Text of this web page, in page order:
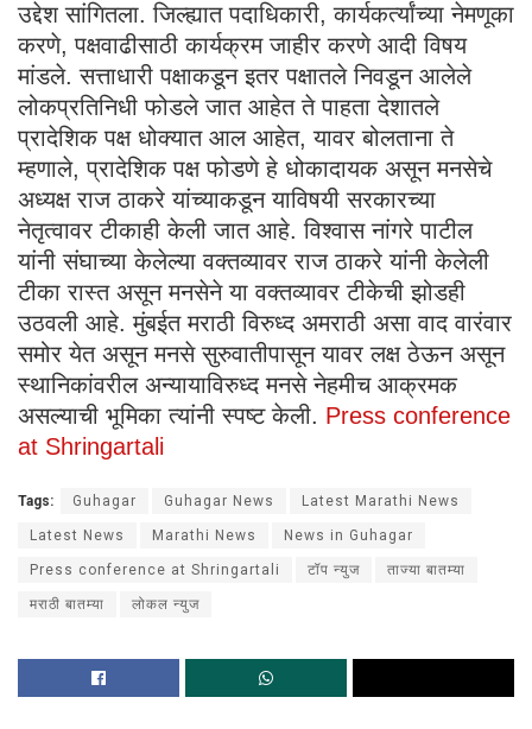
उद्देश सांगितला. जिल्ह्यात पदाधिकारी, कार्यकर्त्यांच्या नेमणूका
करणे, पक्षवाढीसाठी कार्यक्रम जाहीर करणे आदी विषय
मांडले. सत्ताधारी पक्षाकडून इतर पक्षातले निवडून आलेले
लोकप्रतिनिधी फोडले जात आहेत ते पाहता देशातले
प्रादेशिक पक्ष धोक्यात आल आहेत, यावर बोलताना ते
म्हणाले, प्रादेशिक पक्ष फोडणे हे धोकादायक असून मनसेचे
अध्यक्ष राज ठाकरे यांच्याकडून याविषयी सरकारच्या
नेतृत्वावर टीकाही केली जात आहे. विश्वास नांगरे पाटील
यांनी संघाच्या केलेल्या वक्तव्यावर राज ठाकरे यांनी केलेली
टीका रास्त असून मनसेने या वक्तव्यावर टीकेची झोडही
उठवली आहे. मुंबईत मराठी विरुध्द अमराठी असा वाद वारंवार
समोर येत असून मनसे सुरुवातीपासून यावर लक्ष ठेऊन असून
स्थानिकांवरील अन्यायाविरुध्द मनसे नेहमीच आक्रमक
असल्याची भूमिका त्यांनी स्पष्ट केली. Press conference
at Shringartali
Tags: Guhagar Guhagar News Latest Marathi News
Latest News Marathi News News in Guhagar
Press conference at Shringartali टॉप न्युज ताज्या बातम्या
मराठी बातम्या लोकल न्युज